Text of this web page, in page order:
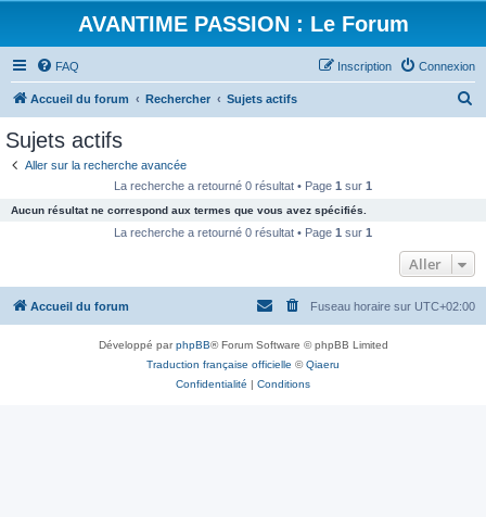
AVANTIME PASSION : Le Forum
FAQ Connexion
Inscription
Accueil du forum Rechercher Sujets actifs
c
e
Sujets actifs
Aller sur la recherche avancée
La recherche a retourné 0 résultat • Page 1 sur 1
Aucun résultat ne correspond aux termes que vous avez spécifiés.
La recherche a retourné 0 résultat • Page 1 sur 1
Aller
Accueil du forum Fuseau horaire sur UTC+02:00
Développé parphpBB® Forum Software © phpBB Limited
Traduction française officielle ©Qiaeru
Confidentialité | Conditions